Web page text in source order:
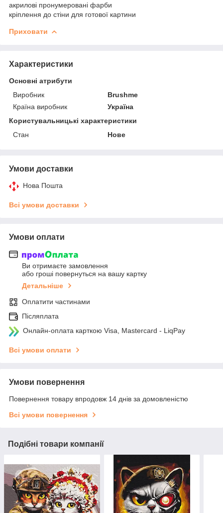
акрилові пронумеровані фарби
кріплення до стіни для готової картини
Приховати
Характеристики
Основні атрибути
Виробник
Brushme
Країна виробник
Україна
Користувальницькі характеристики
Стан
Нове
Умови доставки
Нова Пошта
Всі умови доставки
Умови оплати
Ви отримаєте замовлення
або гроші повернуться на вашу картку
Детальніше
Оплатити частинами
Післяплата
Онлайн-оплата карткою Visa, Mastercard - LiqPay
Всі умови оплати
Умови повернення
Повернення товару впродовж 14 днів за домовленістю
Всі умови повернення
Подібні товари компанії